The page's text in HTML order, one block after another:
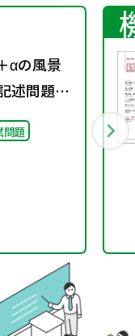
αの風景
述問題
問題